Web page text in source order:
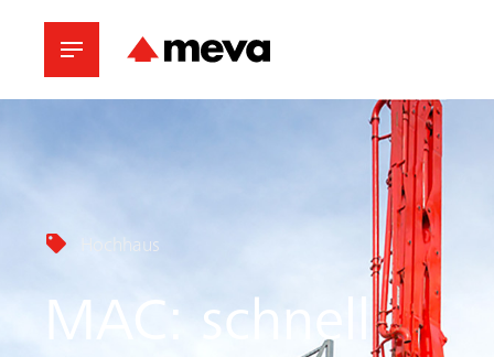
Hochhaus
MAC: schnell